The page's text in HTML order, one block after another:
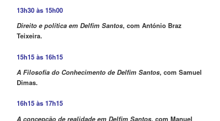
13h30 às 15h00
Direito e política em Delfim Santos, com António Braz
Teixeira.
15h15 às 16h15
A Filosofia do Conhecimento de Delfim Santos, com Samuel
Dimas.
16h15 às 17h15
A concepção de realidade em Delfim Santos, com Manuel